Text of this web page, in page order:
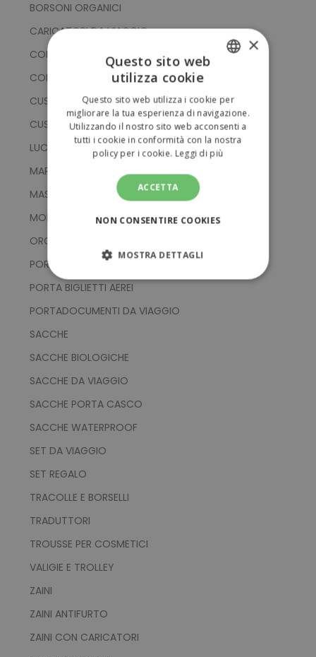
BORSONI ORGANICI
CARICATORI DA VIAGGIO
CONTENITORI
COPERTE DA VIAGGIO
CUSCINI DA VIAGGIO
CUSTODIA PER PASSAPORTO
LUCCHETTI DI SICUREZZA
MARSUPI
MASCHERE DA VIAGGIO
MONOSPALLA
ORGANIZER
PORTA ABITI
PORTA BIGLIETTI AEREI
PORTADOCUMENTI DA VIAGGIO
SACCHE
SACCHE BIOLOGICHE
SACCHE DA VIAGGIO
SACCHE PORTA CASCO
SACCHE WATERPROOF
SET DA VIAGGIO
SET REGALO
TRACOLLE E BORSELLI
TRADUTTORI
TROUSSE PER COSMETICI
VALIGIE E TROLLEY
ZAINI
ZAINI ANTIFURTO
ZAINI CON CARICATORI
ENGLISH
×
Questo sito web
utilizza cookie
Questo sito web utilizza i cookie per
migliorare la tua esperienza di navigazione.
Utilizzando il nostro sito web acconsenti a
tutti i cookie in conformità con la nostra
policy per i cookie. Leggi di più
ACCETTA
NON CONSENTIRE COOKIES
MOSTRA DETTAGLI
STRETTAMENTE NECESSARI
PERFORMANCE
TARGETING
FUNZIONALITÀ
Targeting
I cookie strettamente necessari consentono le
funzionalità principali del sito web come
l'accesso dell'utente e la gestione dell'account.